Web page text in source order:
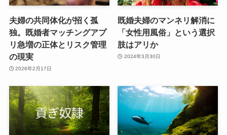
夫婦の共同体化が招く孤
独。既婚者マッチングアプ
リ急増の正体とリスク管理
の現実
2026年2月17日
既婚夫婦のマンネリ解消に
「女性用風俗」という選択
肢はアリか
2024年3月30日